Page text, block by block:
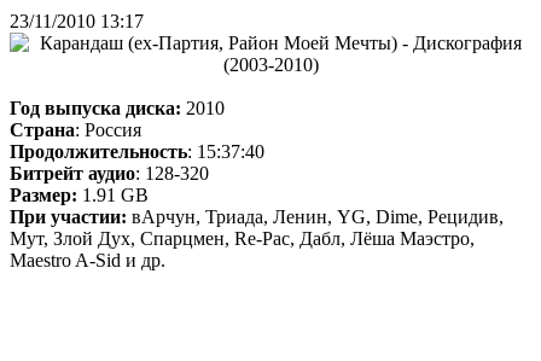
23/11/2010 13:17
Год выпуска диска: 2010
Страна: Россия
Продолжительность: 15:37:40
Битрейт аудио: 128-320
Размер: 1.91 GB
При участии: вАрчун, Триада, Ленин, YG, Dime, Рецидив,
Мут, Злой Дух, Спарцмен, Re-Pac, Дабл, Лёша Маэстро,
Maestro A-Sid и др.